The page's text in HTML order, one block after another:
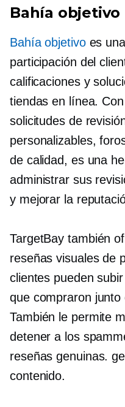
Bahía objetivo
Bahía objetivoes
participación del
calificaciones y
tiendas en línea.
solicitudes de
personalizables,
de calidad, es una
administrar sus
y mejorar la
TargetBay también
reseñas visuales de
clientes pueden
que compraron
También le permite
detener a los
reseñas genuinas.
contenido.